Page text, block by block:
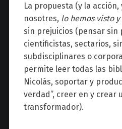
La propuesta (y la acción,
nosotres, lo hemos visto
sin prejuicios (pensar sin
cientificistas, sectarios,
subdisciplinares o
permite leer todas las
Nicolás, soportar y
verdad”, creer en y crear
transformador).